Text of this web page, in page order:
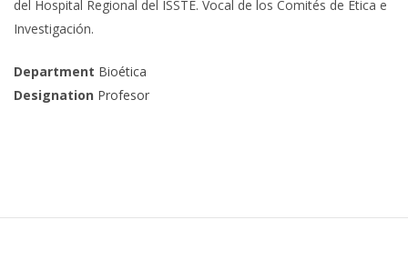
del Hospital Regional del ISSTE. Vocal de los Comités de Ética e
Investigación.
Department Bioética
Designation Profesor